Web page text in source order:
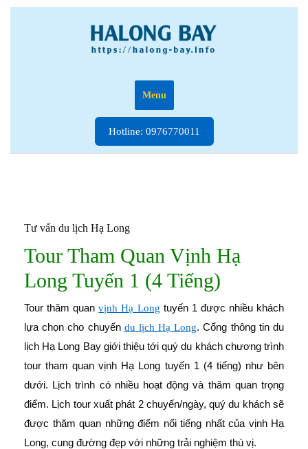
Menu
Hotline: 0976770011
0976770011
Tư vấn du lịch Hạ Long
Tour Tham Quan Vịnh Hạ
Long Tuyến 1 (4 Tiếng)
Tour thăm quanvịnh Hạ Long tuyến 1 được nhiều khách
lựa chọn cho chuyến du lịch Hạ Long. Cổng thông tin du
lịch Hạ Long Bay giới thiệu tới quý du khách chương trình
tour tham quan vịnh Hạ Long tuyến 1 (4 tiếng) như bên
dưới. Lịch trình có nhiều hoạt động và thăm quan trọng
điểm. Lịch tour xuất phát 2 chuyến/ngày, quý du khách sẽ
được thăm quan những điểm nổi tiếng nhất của vịnh Hạ
Long, cung đường đẹp với những trải nghiệm thú vị.